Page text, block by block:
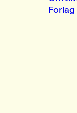
Forlag